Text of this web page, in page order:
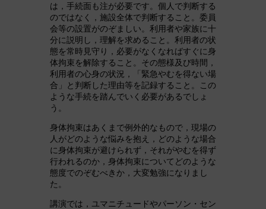
は，手続面も注が必要です。個人で判断する
のではなく，施設全体で判断すること。委員
会等の設置がのぞましい。利用者や家族に十
分に説明し，理解を求めること。利用者の状
態を常時見守り，必要がなくなればすぐに身
体拘束を解除すること。その態様及び時間，
利用者の心身の状況，「緊急やむを得ない場
合」と判断した理由等を記録すること。この
ような手続を踏んでいく必要があるでしょ
う。
身体拘束はあくまで例外的なもので，現場の
人がどのような悩みを抱え，どのような場合
に身体拘束が避けられず，それがやむを得ず
行われるのか，身体拘束についてどのような
態度でのぞむべきか，大変勉強になりまし
た。
講演では，ユマニチュードやパーソン・セン